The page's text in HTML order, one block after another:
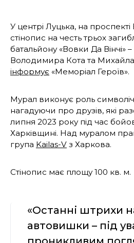
У центрі Луцька, на проспекті
стінопис на честь трьох
батальйону «Вовки Да Вінчі»
Володимира Кота та
інформує «Меморіал Героїв».
Мурал виконує роль
нагадуючи про друзів, які
липня 2023 року під час
Харківщині. Над муралом
група Kailas-V з Харкова.
Стінопис має площу 100 кв. м.
«Останні штрихи
автовишки – під